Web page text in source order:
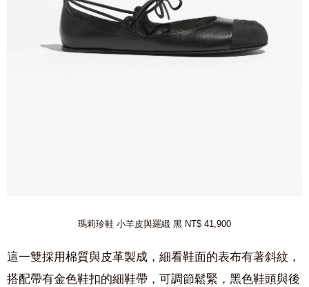
瑪莉珍鞋 小羊皮與羅緞 黑 NT$ 41,900
這一雙採用棉質與皮革製成，細看鞋面的表布有著斜紋，
搭配帶有金色鞋扣的細鞋帶，可調節鬆緊，黑色鞋頭與後